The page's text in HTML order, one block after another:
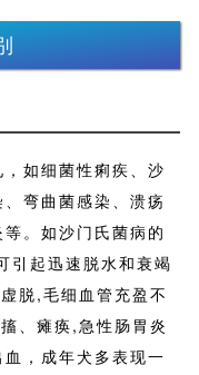
如细菌性痢疾、沙
弯曲菌感染、溃疡
。如沙门氏菌病的
引起迅速脱水和衰竭
脱,毛细血管充盈不
、瘫痪,急性肠胃炎
，成年犬多表现一